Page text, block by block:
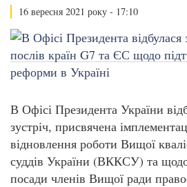
16 вересня 2021 року - 17:10
В Офісі Президента України
зустріч, присвячена
відновлення роботи Вищої
суддів України (ВККСУ) та
посади членів Вищої ради